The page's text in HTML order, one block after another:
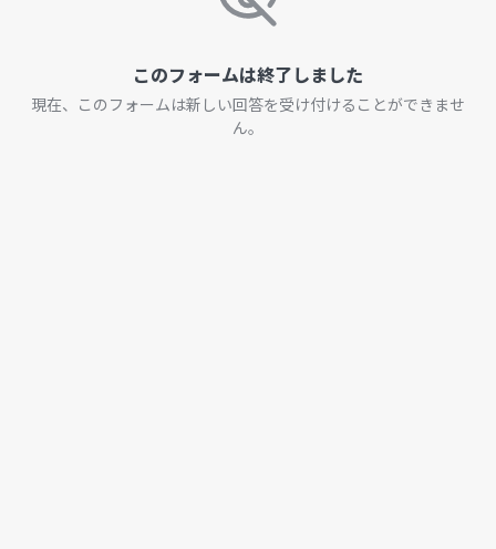
このフォームは終了しました
現在、このフォームは新しい回答を受け付けることができませ
ん。